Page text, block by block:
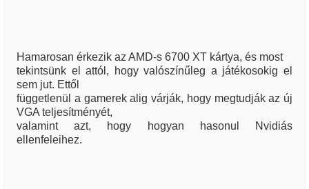
Hamarosan érkezik az AMD-s 6700 XT kártya, és most
tekintsünk el attól, hogy valószínűleg a játékosokig el
sem jut. Ettől
függetlenül a gamerek alig várják, hogy megtudják az új
VGA teljesítményét,
valamint azt, hogy hogyan hasonul Nvidiás
ellenfeleihez.